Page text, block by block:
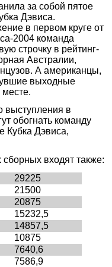
за собой пятое
Дэвиса.
в первом круге от
2004 команда
строчку в рейтинг-
Австралии,
А американцы,
выходные
месте.
выступления в
обогнать команду
Кубка Дэвиса,
входят также:
29225
21500
20875
15232,5
14857,5
10875
7640,6
7586,9